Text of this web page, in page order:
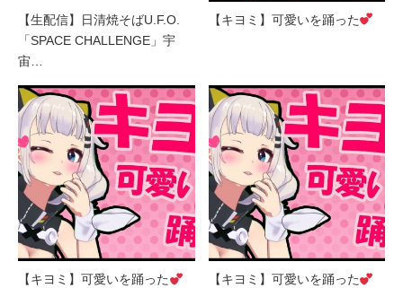
【生配信】日清焼そばU.F.O.
「SPACE CHALLENGE」宇
宙…
【キヨミ】可愛いを踊った
【キヨミ】可愛いを踊った 【キヨミ】可愛いを踊った